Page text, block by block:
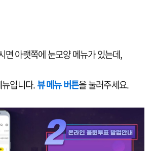
면 아랫쪽에 눈모양 메뉴가 있는데,
입니다.뷰 메뉴 버튼을 눌러주세요.